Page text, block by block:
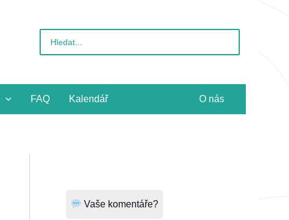
pro:
FAQ Kalendář O nás
Vaše komentáře?